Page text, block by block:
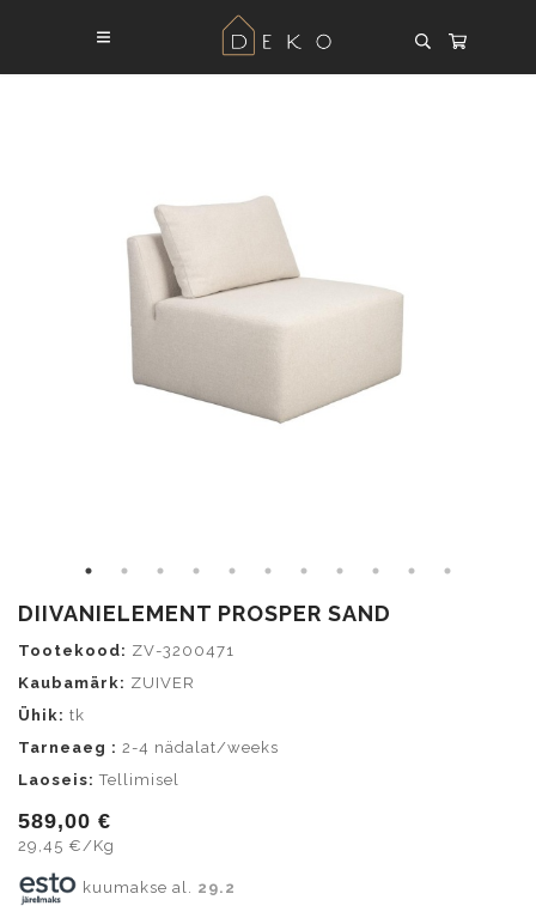
DIIVANIELEMENT PROSPER SAND
Tootekood: ZV-3200471
Kaubamärk: ZUIVER
Ühik: tk
Tarneaeg : 2-4 nädalat/weeks
Laoseis: Tellimisel
589,00 €
29,45 €/Kg
kuumakse al. 29.2